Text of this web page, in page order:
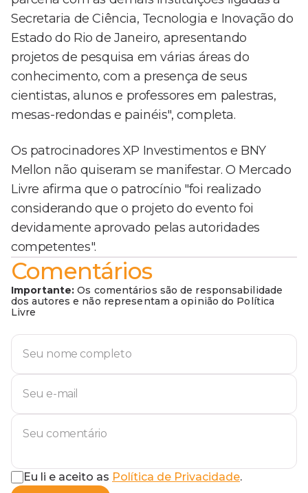
Secretaria de Ciência, Tecnologia e Inovação do
Estado do Rio de Janeiro, apresentando
projetos de pesquisa em várias áreas do
conhecimento, com a presença de seus
cientistas, alunos e professores em palestras,
mesas-redondas e painéis", completa.
Os patrocinadores XP Investimentos e BNY
Mellon não quiseram se manifestar. O Mercado
Livre afirma que o patrocínio "foi realizado
considerando que o projeto do evento foi
devidamente aprovado pelas autoridades
competentes".
Comentários
Importante: Os comentários são de responsabilidade
dos autores e não representam a opinião do Política
Livre
Eu li e aceito as Política de Privacidade.